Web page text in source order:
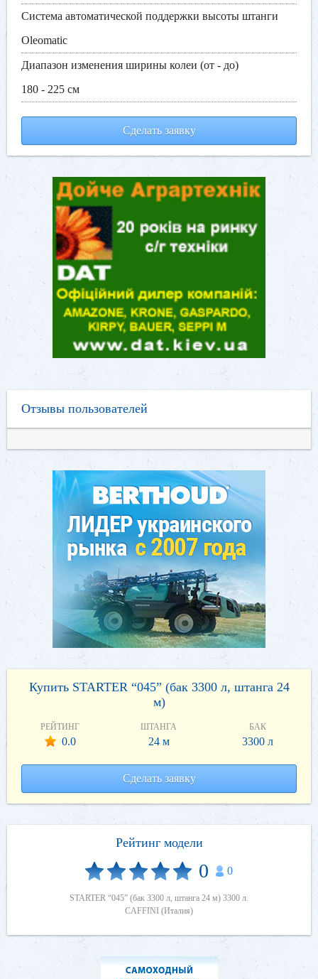
Система автоматической поддержки высоты штанги
Oleomatic
Диапазон изменения ширины колеи (от - до)
180 - 225 см
Сделать заявку
Отзывы пользователей
Купить STARTER “045” (бак 3300 л, штанга 24
м)
РЕЙТИНГ
0.0
ШТАНГА
24 м
БАК
3300 л
Сделать заявку
Рейтинг модели
0 0
STARTER “045” (бак 3300 л, штанга 24 м) 3300 л.
CAFFINI (Италия)